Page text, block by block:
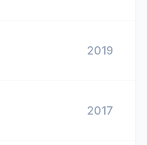
2019
2017